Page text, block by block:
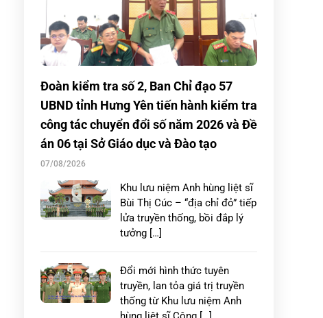
Đoàn kiểm tra số 2, Ban Chỉ đạo 57
UBND tỉnh Hưng Yên tiến hành kiểm tra
công tác chuyển đổi số năm 2026 và Đề
án 06 tại Sở Giáo dục và Đào tạo
07/08/2026
Khu lưu niệm Anh hùng liệt sĩ
Bùi Thị Cúc – “địa chỉ đỏ” tiếp
lửa truyền thống, bồi đắp lý
tưởng […]
Đổi mới hình thức tuyên
truyền, lan tỏa giá trị truyền
thống từ Khu lưu niệm Anh